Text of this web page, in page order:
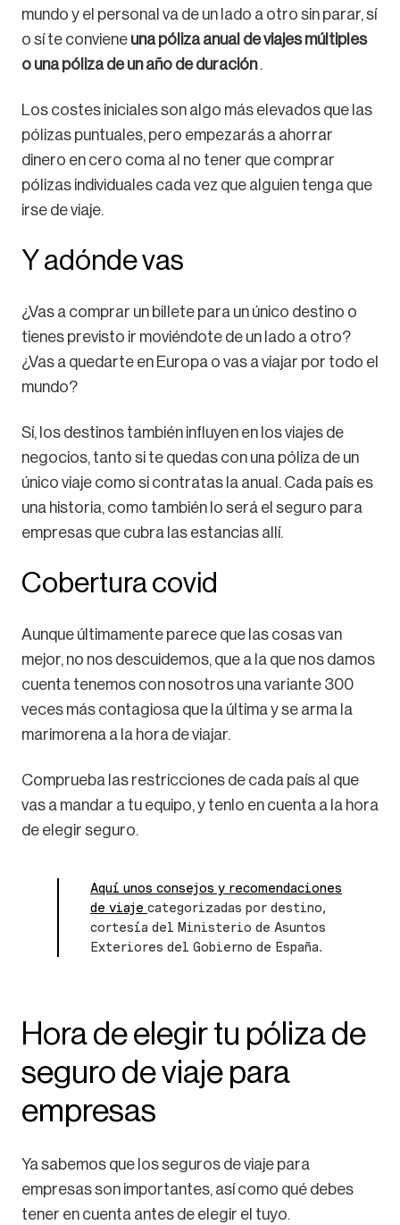
mundo y el personal va de un lado a otro sin parar, sí
o sí te conviene una póliza anual de viajes múltiples
o una póliza de un año de duración.
Los costes iniciales son algo más elevados que las
pólizas puntuales, pero empezarás a ahorrar
dinero en cero coma al no tener que comprar
pólizas individuales cada vez que alguien tenga que
irse de viaje.
Y adónde vas
¿Vas a comprar un billete para un único destino o
tienes previsto ir moviéndote de un lado a otro?
¿Vas a quedarte en Europa o vas a viajar por todo el
mundo?
Sí, los destinos también influyen en los viajes de
negocios, tanto si te quedas con una póliza de un
único viaje como si contratas la anual. Cada país es
una historia, como también lo será el seguro para
empresas que cubra las estancias allí.
Cobertura covid
Aunque últimamente parece que las cosas van
mejor, no nos descuidemos, que a la que nos damos
cuenta tenemos con nosotros una variante 300
veces más contagiosa que la última y se arma la
marimorena a la hora de viajar.
Comprueba las restricciones de cada país al que
vas a mandar a tu equipo, y tenlo en cuenta a la hora
de elegir seguro.
Aquí unos consejos y recomendaciones
de viaje categorizadas por destino,
cortesía del Ministerio de Asuntos
Exteriores del Gobierno de España.
Hora de elegir tu póliza de
seguro de viaje para
empresas
Ya sabemos que los seguros de viaje para
empresas son importantes, así como qué debes
tener en cuenta antes de elegir el tuyo.